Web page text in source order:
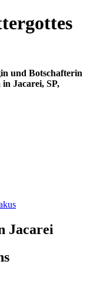
und Botschafterin
Jacarei, SP,
Jacarei